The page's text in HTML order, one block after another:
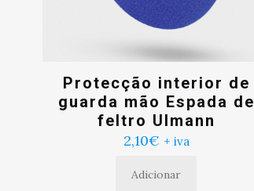
Protecção interior de
guarda mão Espada de
feltro Ulmann
2,10€ + iva
Adicionar